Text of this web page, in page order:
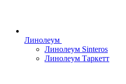
Линолеум
Линолеум Sinteros
Линолеум Таркетт